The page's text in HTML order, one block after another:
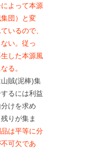
よって本源
団）と変
いるので、
い。従っ
した本源風
る。
賊(泥棒)集
るには利益
けを求め
りが集ま
は平等に分
可欠であ